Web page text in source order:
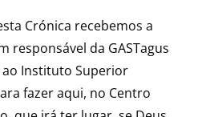
Crónica recebemos a
responsável da GASTagus
Instituto Superior
fazer aqui, no Centro